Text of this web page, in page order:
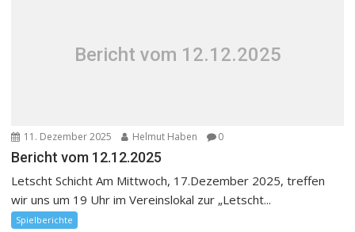
Bericht vom 12.12.2025
11. Dezember 2025 Helmut Haben 0
Bericht vom 12.12.2025
Letscht Schicht Am Mittwoch, 17.Dezember 2025, treffen
wir uns um 19 Uhr im Vereinslokal zur „Letscht...
Spielberichte